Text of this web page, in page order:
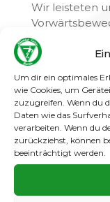
Um dir ein optimales
wie Cookies, um
zuzugreifen. Wenn du
Daten wie das
verarbeiten. Wenn du
zurückziehst, können
beeinträchtigt werden.
Wir leisteten
einigen
doch viel zu
den
vornehmen,
unserem
sollte den
geben, um
zu sammeln
Hälfte, denn